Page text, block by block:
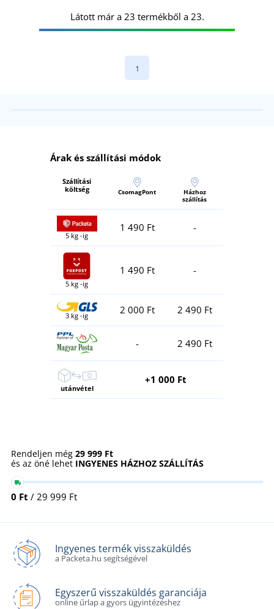
Látott már a 23 termékből a 23.
1
Árak és szállítási módok
Szállítási
költség
CsomagPont
Házhoz
szállítás
5 kg -ig
1 490 Ft -
5 kg -ig
1 490 Ft -
3 kg -ig 2 000 Ft 2 490 Ft
- 2 490 Ft
utánvétel
+1 000 Ft
Rendeljen még 29 999 Ft
és az öné lehet INGYENES HÁZHOZ SZÁLLÍTÁS
0 Ft / 29 999 Ft
Ingyenes termék visszaküldés
a Packeta.hu segítségével
Egyszerű visszaküldés garanciája
online űrlap a gyors ügyintézéshez